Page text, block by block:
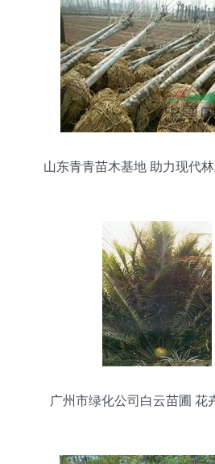
山东青青苗木基地 助力现代
广州市绿化公司白云苗圃 花